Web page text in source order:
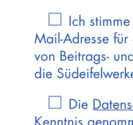
Ich
Mail-Adresse für
von Beitrags-
die
Die
Kenntnis